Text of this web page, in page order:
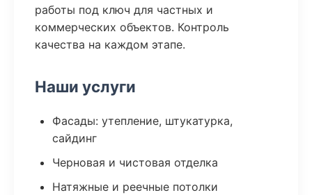
работы под ключ для частных и
коммерческих объектов. Контроль
качества на каждом этапе.
Наши услуги
Фасады: утепление, штукатурка,
сайдинг
Черновая и чистовая отделка
Натяжные и реечные потолки